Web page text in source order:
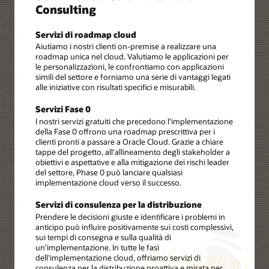
Consulting
Servizi di roadmap cloud
Aiutiamo i nostri clienti on-premise a realizzare una
roadmap unica nel cloud. Valutiamo le applicazioni per
le personalizzazioni, le confrontiamo con applicazioni
simili del settore e forniamo una serie di vantaggi legati
alle iniziative con risultati specifici e misurabili.
Servizi Fase 0
I nostri servizi gratuiti che precedono l'implementazione
della Fase 0 offrono una roadmap prescrittiva per i
clienti pronti a passare a Oracle Cloud. Grazie a chiare
tappe del progetto, all'allineamento degli stakeholder a
obiettivi e aspettative e alla mitigazione dei rischi leader
del settore, Phase 0 può lanciare qualsiasi
implementazione cloud verso il successo.
Servizi di consulenza per la distribuzione
Prendere le decisioni giuste e identificare i problemi in
anticipo può influire positivamente sui costi complessivi,
sui tempi di consegna e sulla qualità di
un'implementazione. In tutte le fasi
dell'implementazione cloud, offriamo servizi di